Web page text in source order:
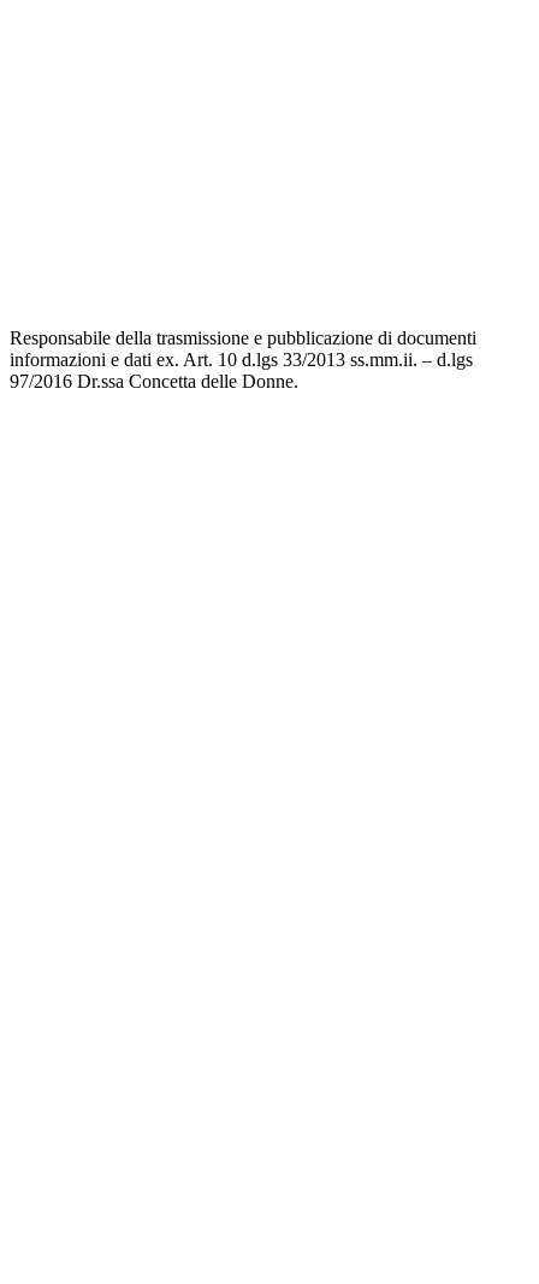
Responsabile della trasmissione e pubblicazione di documenti
informazioni e dati ex. Art. 10 d.lgs 33/2013 ss.mm.ii. – d.lgs
97/2016 Dr.ssa Concetta delle Donne.